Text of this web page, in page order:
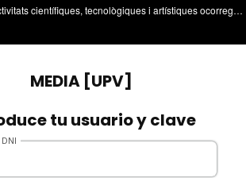
Divulgació de les activitats científiques, tecnològiques i artístiques ocorregudes en els tres campus de la UPV